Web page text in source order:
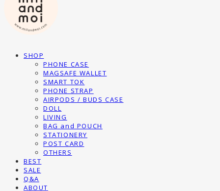
SHOP
PHONE CASE
MAGSAFE WALLET
SMART TOK
PHONE STRAP
AIRPODS / BUDS CASE
DOLL
LIVING
BAG and POUCH
STATIONERY
POST CARD
OTHERS
BEST
SALE
Q&A
ABOUT